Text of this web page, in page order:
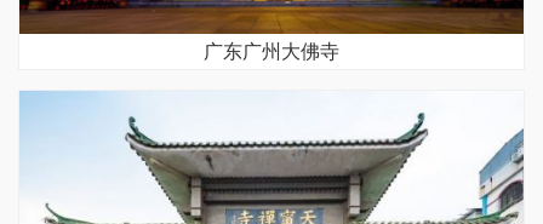
广东广州大佛寺